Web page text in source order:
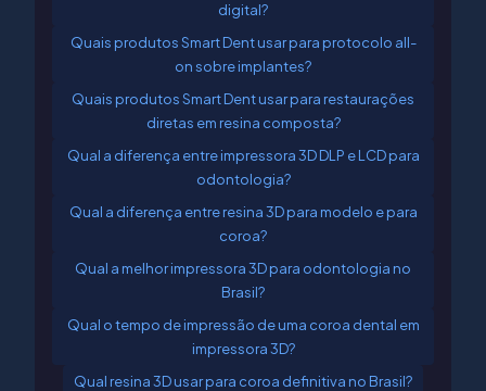
digital?
Quais produtos Smart Dent usar para protocolo all-
on sobre implantes?
Quais produtos Smart Dent usar para restaurações
diretas em resina composta?
Qual a diferença entre impressora 3D DLP e LCD para
odontologia?
Qual a diferença entre resina 3D para modelo e para
coroa?
Qual a melhor impressora 3D para odontologia no
Brasil?
Qual o tempo de impressão de uma coroa dental em
impressora 3D?
Qual resina 3D usar para coroa definitiva no Brasil?